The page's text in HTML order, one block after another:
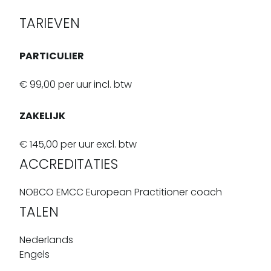
TARIEVEN
PARTICULIER
€ 99,00 per uur incl. btw
ZAKELIJK
€ 145,00 per uur excl. btw
ACCREDITATIES
NOBCO EMCC European Practitioner coach
TALEN
Nederlands
Engels